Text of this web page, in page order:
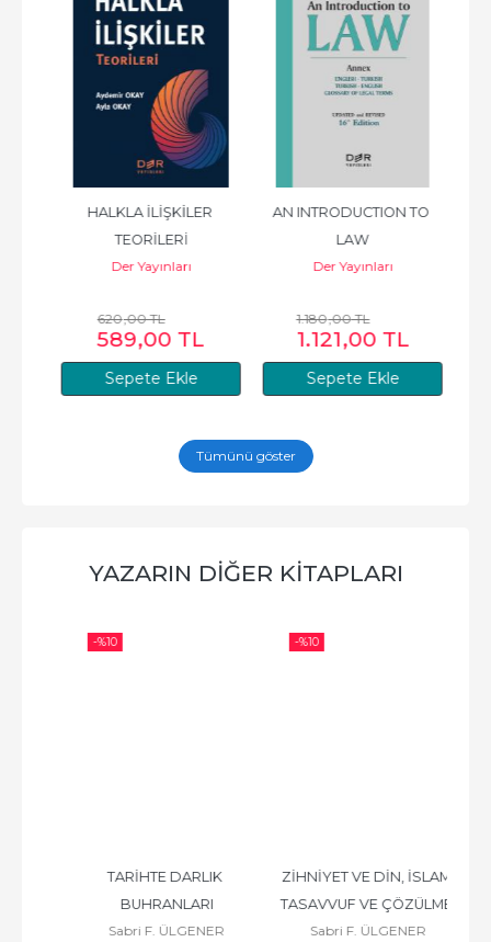
Sepete Ekle
HALKLA İLİŞKİLER
TEORİLERİ
Der Yayınları
620,00TL
589,00TL
Sepete Ekle
AN INTRODUCTION TO
LAW
Der Yayınları
1.180,00TL
1.121,00TL
Tümünü göster
YAZARIN DIĞER KITAPLARI
10
TARİHTE DARLIK
BUHRANLARI
Sabri F. ÜLGENER
10
ZİHNİYET VE DİN, İSLAM
TASAVVUF VE ÇÖZÜLME
DEVRİ
Sabri F. ÜLGENER